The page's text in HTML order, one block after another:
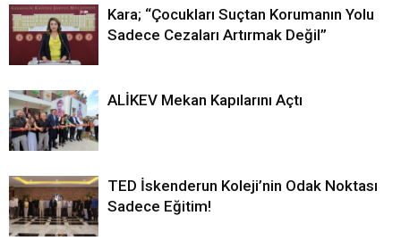
Kara; “Çocukları Suçtan Korumanın Yolu
Sadece Cezaları Artırmak Değil”
ALİKEV Mekan Kapılarını Açtı
TED İskenderun Koleji’nin Odak Noktası
Sadece Eğitim!